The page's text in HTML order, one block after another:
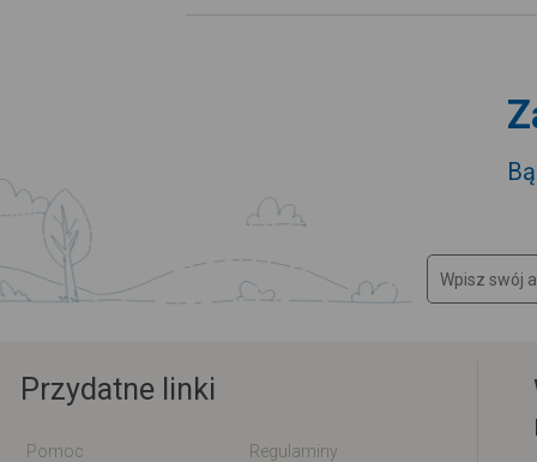
Przydatne linki
Pomoc
Regulaminy